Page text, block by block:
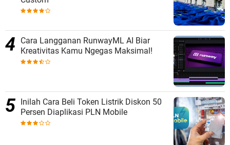
Cara Langganan RunwayML AI Biar
Kreativitas Kamu Ngegas Maksimal!
Inilah Cara Beli Token Listrik Diskon 50
Persen Diaplikasi PLN Mobile